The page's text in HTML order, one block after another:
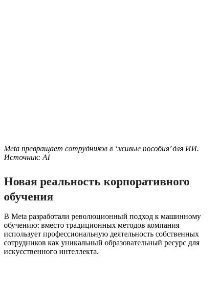
Meta превращает сотрудников в ‘живые пособия’ для ИИ.
Источник: AI
Новая реальность корпоративного
обучения
В Meta разработали революционный подход к машинному
обучению: вместо традиционных методов компания
использует профессиональную деятельность собственных
сотрудников как уникальный образовательный ресурс для
искусственного интеллекта.